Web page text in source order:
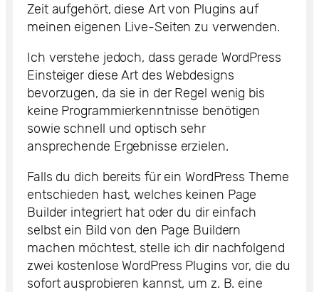
Zeit aufgehört, diese Art von Plugins auf
meinen eigenen Live-Seiten zu verwenden.
Ich verstehe jedoch, dass gerade WordPress
Einsteiger diese Art des Webdesigns
bevorzugen, da sie in der Regel wenig bis
keine Programmierkenntnisse benötigen
sowie schnell und optisch sehr
ansprechende Ergebnisse erzielen.
Falls du dich bereits für ein WordPress Theme
entschieden hast, welches keinen Page
Builder integriert hat oder du dir einfach
selbst ein Bild von den Page Buildern
machen möchtest, stelle ich dir nachfolgend
zwei kostenlose WordPress Plugins vor, die du
sofort ausprobieren kannst, um z. B. eine